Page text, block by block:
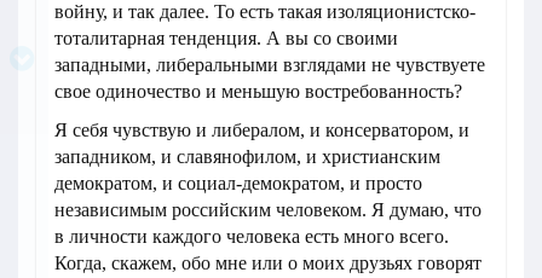
войну, и так далее. То есть такая изоляционистско-
тоталитарная тенденция. А вы со своими
западными, либеральными взглядами не чувствуете
свое одиночество и меньшую востребованность?
Я себя чувствую и либералом, и консерватором, и
западником, и славянофилом, и христианским
демократом, и социал-демократом, и просто
независимым российским человеком. Я думаю, что
в личности каждого человека есть много всего.
Когда, скажем, обо мне или о моих друзьях говорят